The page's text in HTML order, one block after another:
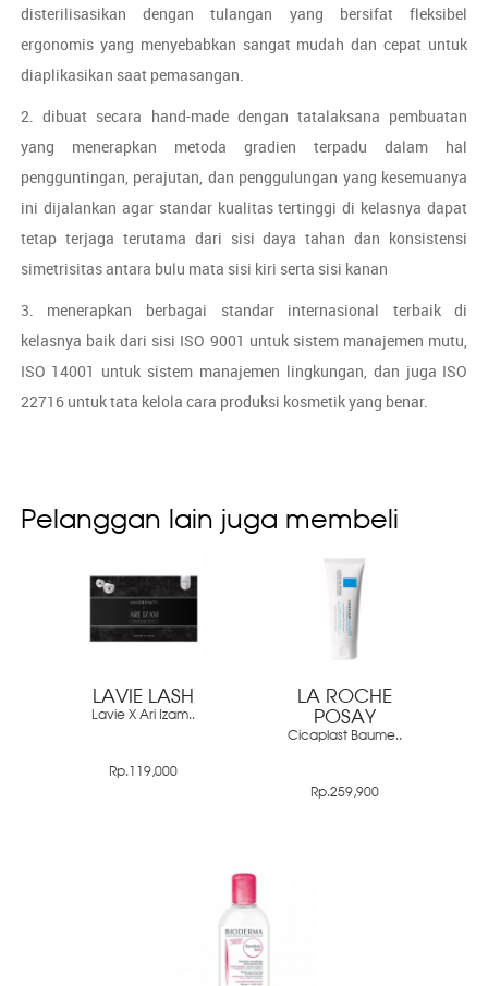
disterilisasikan dengan tulangan yang bersifat fleksibel
ergonomis yang menyebabkan sangat mudah dan cepat untuk
diaplikasikan saat pemasangan.
2. dibuat secara hand-made dengan tatalaksana pembuatan
yang menerapkan metoda gradien terpadu dalam hal
pengguntingan, perajutan, dan penggulungan yang kesemuanya
ini dijalankan agar standar kualitas tertinggi di kelasnya dapat
tetap terjaga terutama dari sisi daya tahan dan konsistensi
simetrisitas antara bulu mata sisi kiri serta sisi kanan
3. menerapkan berbagai standar internasional terbaik di
kelasnya baik dari sisi ISO 9001 untuk sistem manajemen mutu,
ISO 14001 untuk sistem manajemen lingkungan, dan juga ISO
22716 untuk tata kelola cara produksi kosmetik yang benar.
Pelanggan lain juga membeli
LAVIE LASH
Lavie X Ari Izam..
Rp.119,000
LA ROCHE
POSAY
Cicaplast Baume..
Rp.259,900